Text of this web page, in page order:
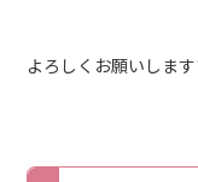
よろしくお願いします